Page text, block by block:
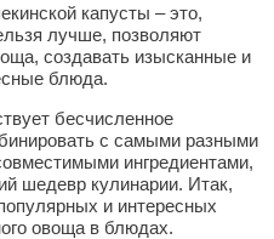
капусты – это,
лучше, позволяют
создавать изысканные и
блюда.
бесчисленное
с самыми разными
ингредиентами,
шедевр кулинарии. Итак,
и интересных
овоща в блюдах.